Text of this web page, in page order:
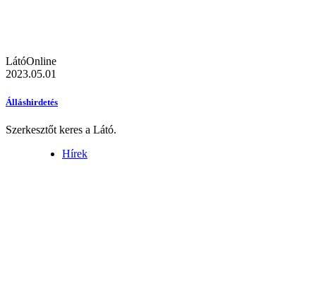
LátóOnline
2023.05.01
Álláshirdetés
Szerkesztőt keres a Látó.
Hírek